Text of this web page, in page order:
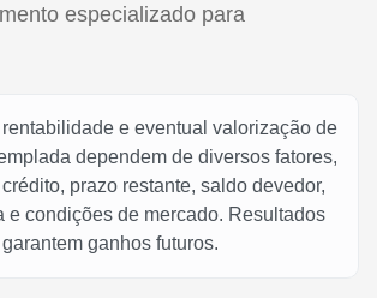
especializado para
rentabilidade e eventual valorização de
dependem de diversos fatores,
prazo restante, saldo devedor,
e condições de mercado. Resultados
ganhos futuros.